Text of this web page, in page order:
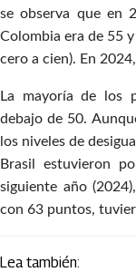
se observa que en
Colombia era de 55
cero a cien). En
La mayoría de los
debajo de 50.
los niveles de
Brasil estuvieron
siguiente año
con 63 puntos,
Lea también: